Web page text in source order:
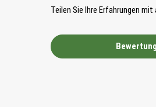
Teilen Sie Ihre Erfahrungen mit